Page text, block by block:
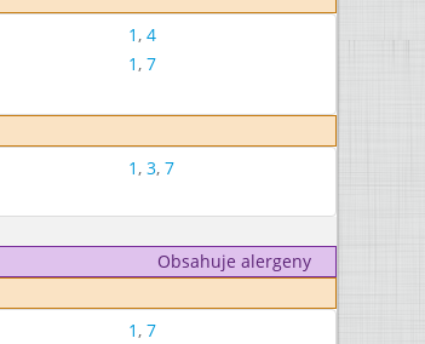
1, 4
1, 7
1, 3, 7
Obsahuje alergeny
1, 7